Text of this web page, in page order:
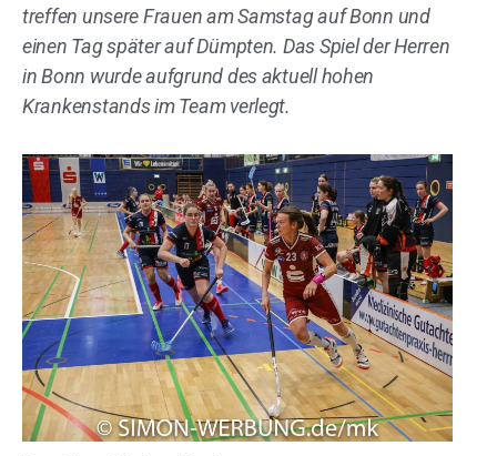
treffen unsere Frauen am Samstag auf Bonn und
einen Tag später auf Dümpten. Das Spiel der Herren
in Bonn wurde aufgrund des aktuell hohen
Krankenstands im Team verlegt.